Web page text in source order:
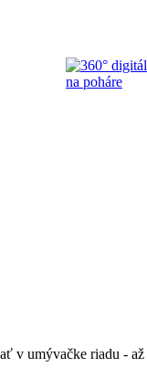
umývačke riadu -